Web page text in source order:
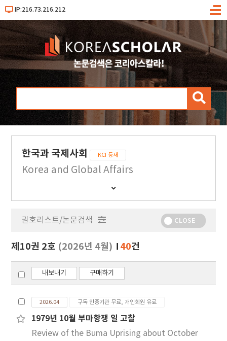
IP:216.73.216.212
메
검
한국과 국제사회 KCI 등재
Korea and Global Affairs
간
행
보
기
권호리스트/논문검색 CLOSE
제10권 2호 (2026년 4월) 40건
내보내기 구매하기
2026.04 구독 인증기관 무료, 개인회원 유료
1979년 10월 부마항쟁 일 고찰
Review of the Buma Uprising about October